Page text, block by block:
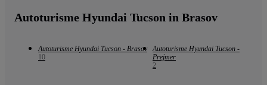
Autoturisme Hyundai Tucson in Brasov
Autoturisme Hyundai Tucson - Brasov
10
Autoturisme Hyundai Tucson -
Prejmer
2